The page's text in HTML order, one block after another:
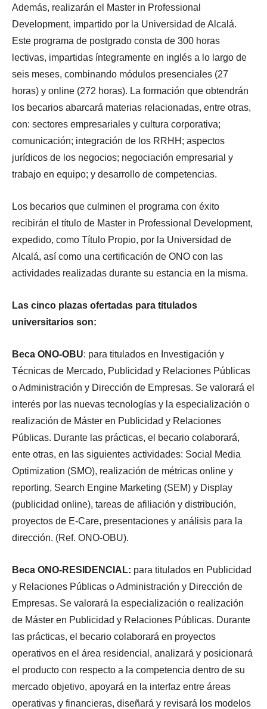
Además, realizarán el Master in Professional
Development, impartido por la Universidad de Alcalá.
Este programa de postgrado consta de 300 horas
lectivas, impartidas íntegramente en inglés a lo largo de
seis meses, combinando módulos presenciales (27
horas) y online (272 horas). La formación que obtendrán
los becarios abarcará materias relacionadas, entre otras,
con: sectores empresariales y cultura corporativa;
comunicación; integración de los RRHH; aspectos
jurídicos de los negocios; negociación empresarial y
trabajo en equipo; y desarrollo de competencias.
Los becarios que culminen el programa con éxito
recibirán el título de Master in Professional Development,
expedido, como Título Propio, por la Universidad de
Alcalá, así como una certificación de ONO con las
actividades realizadas durante su estancia en la misma.
Las cinco plazas ofertadas para titulados
universitarios son:
Beca ONO-OBU: para titulados en Investigación y
Técnicas de Mercado, Publicidad y Relaciones Públicas
o Administración y Dirección de Empresas. Se valorará el
interés por las nuevas tecnologías y la especialización o
realización de Máster en Publicidad y Relaciones
Públicas. Durante las prácticas, el becario colaborará,
ente otras, en las siguientes actividades: Social Media
Optimization (SMO), realización de métricas online y
reporting, Search Engine Marketing (SEM) y Display
(publicidad online), tareas de afiliación y distribución,
proyectos de E-Care, presentaciones y análisis para la
dirección. (Ref. ONO-OBU).
Beca ONO-RESIDENCIAL: para titulados en Publicidad
y Relaciones Públicas o Administración y Dirección de
Empresas. Se valorará la especialización o realización
de Máster en Publicidad y Relaciones Públicas. Durante
las prácticas, el becario colaborará en proyectos
operativos en el área residencial, analizará y posicionará
el producto con respecto a la competencia dentro de su
mercado objetivo, apoyará en la interfaz entre áreas
operativas y financieras, diseñará y revisará los modelos